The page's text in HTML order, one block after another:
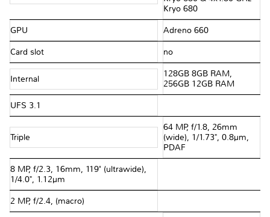
Kryo 680
GPU Adreno 660
Card slot no
Internal
128GB 8GB RAM,
256GB 12GB RAM
UFS 3.1
Triple
64 MP, f/1.8, 26mm
(wide), 1/1.73", 0.8µm,
PDAF
8 MP, f/2.3, 16mm, 119˚ (ultrawide),
1/4.0", 1.12µm
2 MP, f/2.4, (macro)